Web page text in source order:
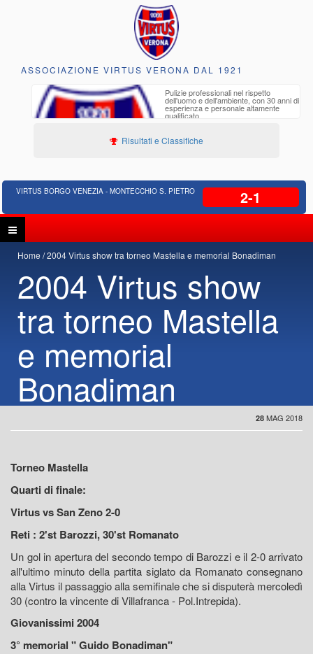
ASSOCIAZIONE VIRTUS VERONA DAL 1921
Pulizie professionali nel rispetto
dell'uomo e dell'ambiente, con 30 anni di
esperienza e personale altamente
qualificato
Risultati e Classifiche
VIRTUS BORGO VENEZIA - MONTECCHIO S. PIETRO 2-1
Home 2004 Virtus show tra torneo Mastella e memorial Bonadiman
2004 Virtus show
tra torneo Mastella
e memorial
Bonadiman
28 MAG 2018
Torneo Mastella
Quarti di finale:
Virtus vs San Zeno 2-0
Reti : 2'st Barozzi, 30'st Romanato
Un gol in apertura del secondo tempo di Barozzi e il 2-0 arrivato
all'ultimo minuto della partita siglato da Romanato consegnano
alla Virtus il passaggio alla semifinale che si disputerà mercoledì
30 (contro la vincente di Villafranca - Pol.Intrepida).
Giovanissimi 2004
3° memorial " Guido Bonadiman"